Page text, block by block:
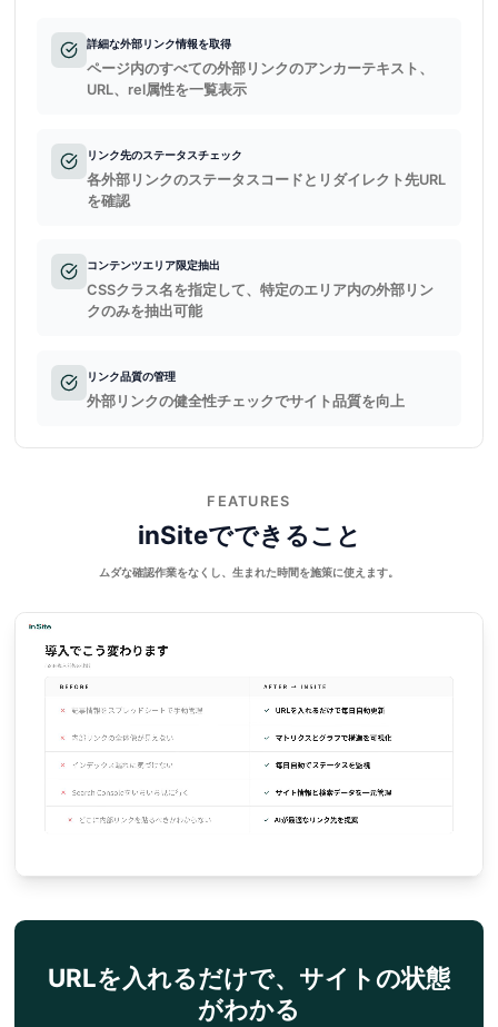
詳細な外部リンク情報を取得
ページ内のすべての外部リンクのアンカーテキスト、
URL、rel属性を一覧表示
リンク先のステータスチェック
各外部リンクのステータスコードとリダイレクト先URL
を確認
コンテンツエリア限定抽出
CSSクラス名を指定して、特定のエリア内の外部リン
クのみを抽出可能
リンク品質の管理
外部リンクの健全性チェックでサイト品質を向上
FEATURES
inSiteでできること
ムダな確認作業をなくし、生まれた時間を施策に使えます。
URLを入れるだけで、サイトの状態
がわかる